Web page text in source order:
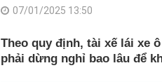
07/01/2025 13:50
Theo quy định, tài xế lái xe
phải dừng nghỉ bao lâu để